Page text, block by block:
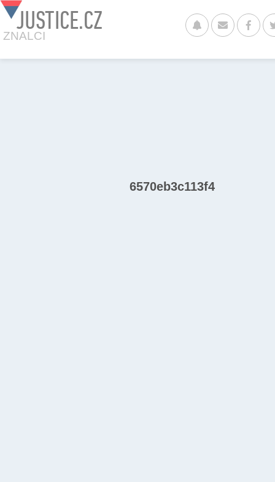
JUSTICE.CZ
ZNALCI
6570eb3c113f4